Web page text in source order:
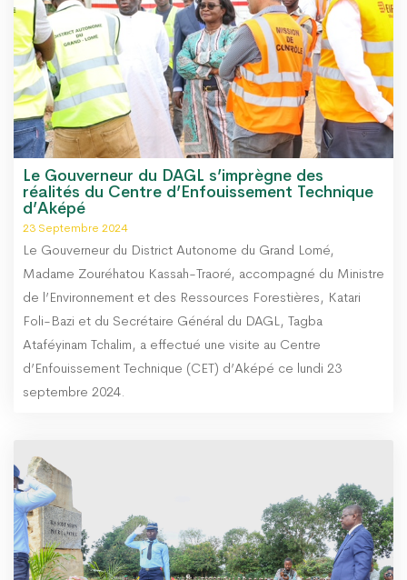
Le Gouverneur du DAGL s’imprègne des
réalités du Centre d’Enfouissement Technique
d’Aképé
23 Septembre 2024
Le Gouverneur du District Autonome du Grand Lomé,
Madame Zouréhatou Kassah-Traoré, accompagné du Ministre
de l’Environnement et des Ressources Forestières, Katari
Foli-Bazi et du Secrétaire Général du DAGL, Tagba
Ataféyinam Tchalim, a effectué une visite au Centre
d’Enfouissement Technique (CET) d’Aképé ce lundi 23
septembre 2024.